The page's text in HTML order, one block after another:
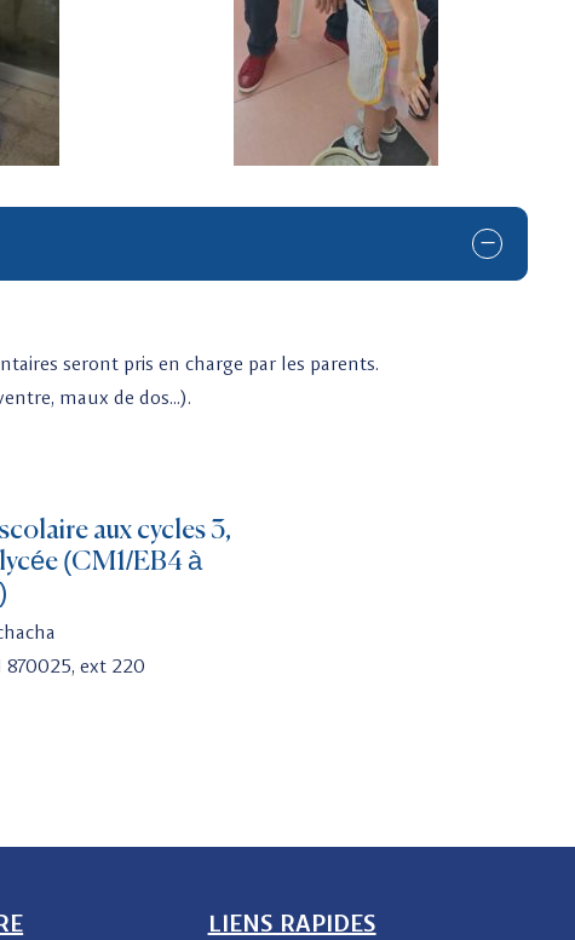
seront pris en charge par les parents.
maux de dos…).
aux cycles 3,
(CM1/EB4 à
870025, ext 220
LIENS RAPIDES